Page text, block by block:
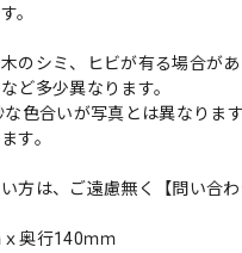
。
のシミ、ヒビが有る場合があ
ど多少異なります。
色合いが写真とは異なります
す。
方は、ご遠慮無く【問い合わ
奥行140ｍｍ